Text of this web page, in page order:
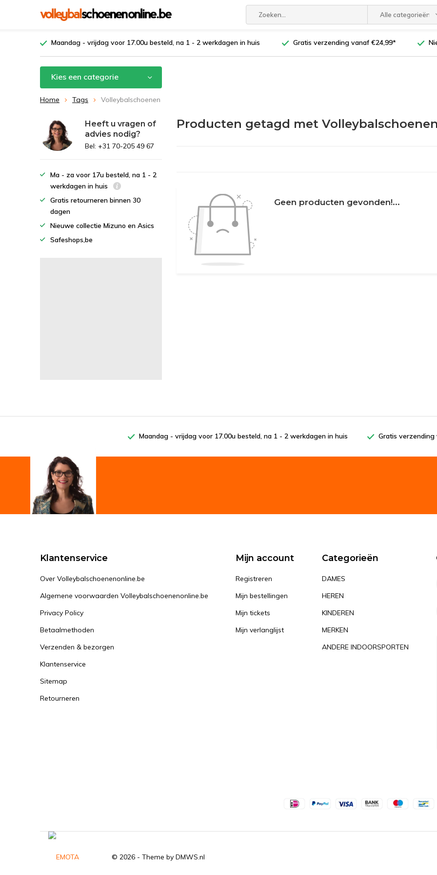
Alle categorieën
Maandag - vrijdag voor 17.00u besteld, na 1 - 2 werkdagen in huis Gratis verzending vanaf €24,99*
Kies een categorie
Home Tags Volleybalschoenen
Producten getagd met Volleybalschoenen
Geen producten gevonden!...
Heeft u vragen of
advies nodig?
Bel: +31 70-205 49 67
Ma - za voor 17u besteld, na 1 - 2
werkdagen in huis
Gratis retourneren binnen 30
dagen
Nieuwe collectie Mizuno en Asics
Safeshops,be
Maandag - vrijdag voor 17.00u besteld, na 1 - 2 werkdagen in huis Gratis
Klantenservice
Over Volleybalschoenenonline.be
Algemene voorwaarden Volleybalschoenenonline.be
Privacy Policy
Betaalmethoden
Verzenden & bezorgen
Klantenservice
Sitemap
Retourneren
Mijn account
Registreren
Mijn bestellingen
Mijn tickets
Mijn verlanglijst
Categorieën
DAMES
HEREN
KINDEREN
MERKEN
ANDERE INDOORSPORTEN
© 2026 - Theme by DMWS.nl